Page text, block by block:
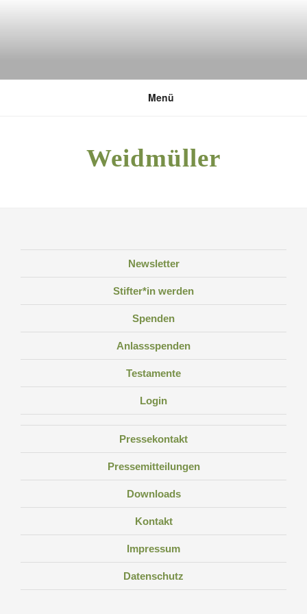
DEUTSCHE UMWELTSTIFTUNG
Menü
Weidmüller
Newsletter
Stifter*in werden
Spenden
Anlassspenden
Testamente
Login
Pressekontakt
Pressemitteilungen
Downloads
Kontakt
Impressum
Datenschutz